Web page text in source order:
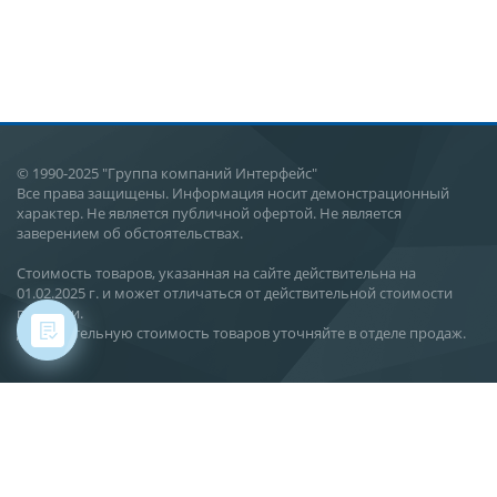
© 1990-2025 "Группа компаний Интерфейс"
Все права защищены. Информация носит демонстрационный
характер. Не является публичной офертой. Не является
заверением об обстоятельствах.
Стоимость товаров, указанная на сайте действительна на
01.02.2025 г. и может отличаться от действительной стоимости
поставки.
Действительную стоимость товаров уточняйте в отделе продаж.